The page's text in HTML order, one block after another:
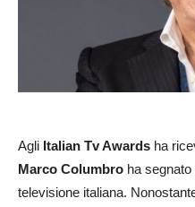
Agli Italian Tv Awards ha
Marco Columbro ha
televisione italiana.